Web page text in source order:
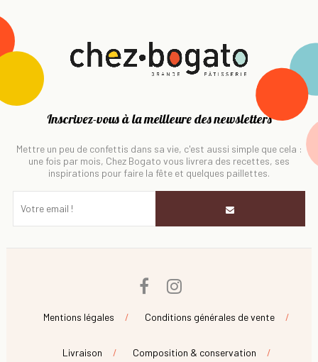
Inscrivez-vous à la meilleure des newsletters
Mettre un peu de confettis dans sa vie, c'est aussi simple que cela :
une fois par mois, Chez Bogato vous livrera des recettes, ses
inspirations pour faire la fête et quelques paillettes.
Facebook
Mentions légales Conditions générales de vente
Livraison Composition & conservation